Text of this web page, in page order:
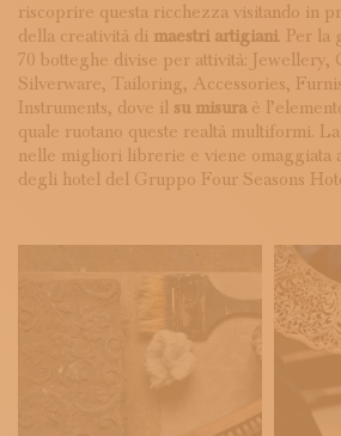
riscoprire questa ricchezza visitando in
della creatività di maestri artigiani. Per la
70 botteghe divise per attività: Jewellery,
Silverware, Tailoring, Accessories,
Instruments, dove il su misuraè
quale ruotano queste realtà multiformi.
nelle migliori librerie e viene omaggiata
degli hotel del Gruppo Four Seasons